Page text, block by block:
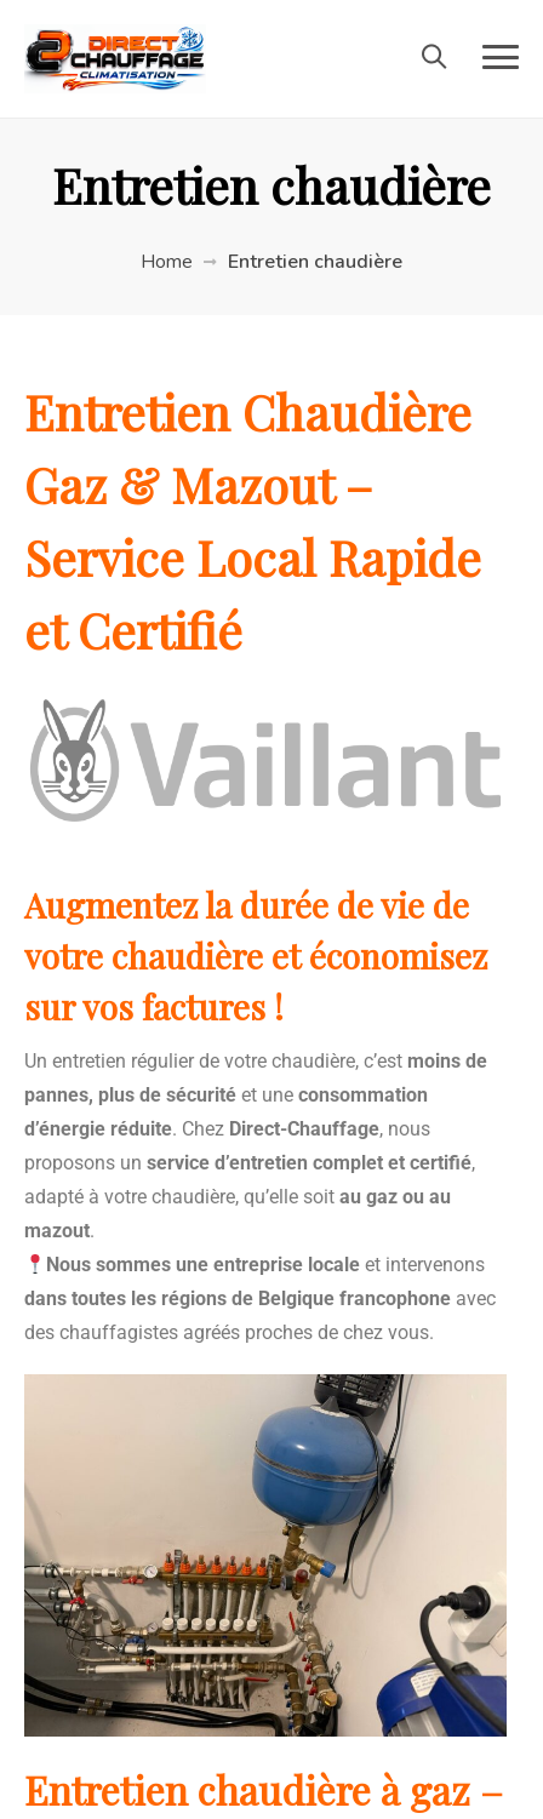
Entretien chaudière
Home Entretien chaudière
Entretien Chaudière
Gaz & Mazout –
Service Local Rapide
et Certifié
Augmentez la durée de vie de
votre chaudière et économisez
sur vos factures !
Un entretien régulier de votre chaudière, c’est moins de
pannes, plus de sécurité et une consommation
d’énergie réduite. Chez Direct-Chauffage, nous
proposons un service d’entretien complet et certifié,
adapté à votre chaudière, qu’elle soit au gaz ou au
mazout.
Nous sommes une entreprise locale et intervenons
dans toutes les régions de Belgique francophone avec
des chauffagistes agréés proches de chez vous.
Entretien chaudière à gaz –